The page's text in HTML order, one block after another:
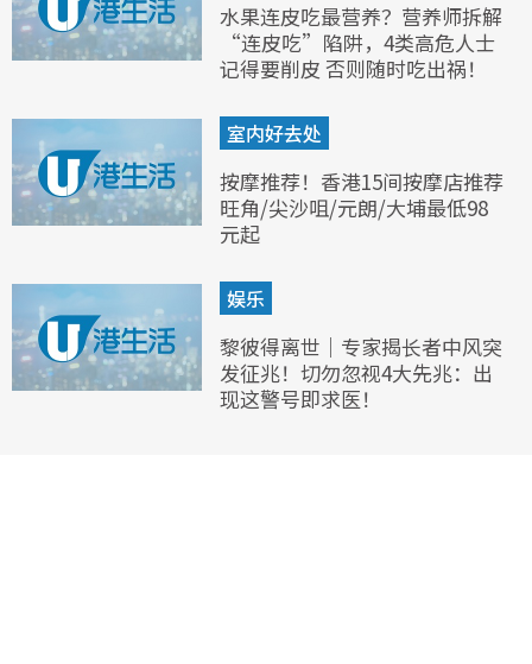
水果连皮吃最营养？营养师拆解
“连皮吃”陷阱，4类高危人士
记得要削皮 否则随时吃出祸！
室内好去处
按摩推荐！香港15间按摩店推荐
旺角/尖沙咀/元朗/大埔最低98
元起
娱乐
黎彼得离世｜专家揭长者中风突
发征兆！切勿忽视4大先兆：出
现这警号即求医！